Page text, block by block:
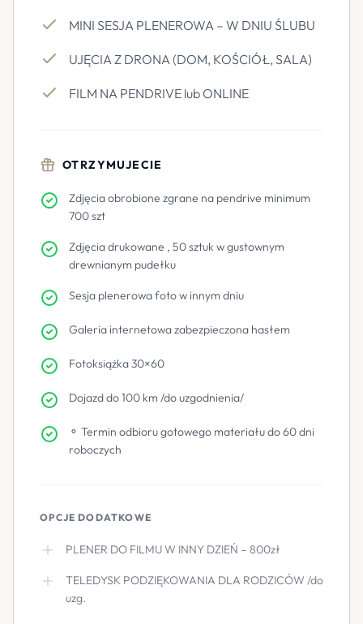
MINI SESJA PLENEROWA – W DNIU ŚLUBU
UJĘCIA Z DRONA (DOM, KOŚCIÓŁ, SALA)
FILM NA PENDRIVE lub ONLINE
OTRZYMUJECIE
Zdjęcia obrobione zgrane na pendrive minimum
700 szt
Zdjęcia drukowane , 50 sztuk w gustownym
drewnianym pudełku
Sesja plenerowa foto w innym dniu
Galeria internetowa zabezpieczona hasłem
Fotoksiążka 30×60
Dojazd do 100 km /do uzgodnienia/
⚬ Termin odbioru gotowego materiału do 60 dni
roboczych
OPCJE DODATKOWE
PLENER DO FILMU W INNY DZIEŃ – 800zł
TELEDYSK PODZIĘKOWANIA DLA RODZICÓW /do
uzg.